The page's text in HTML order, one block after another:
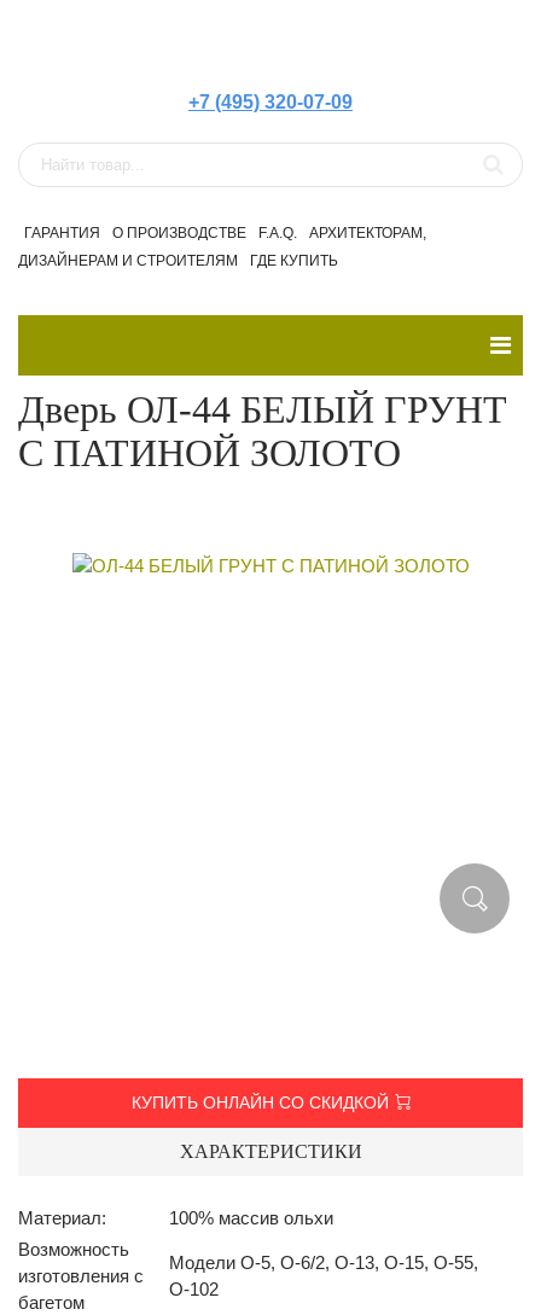
+7 (495) 320-07-09
ГАРАНТИЯ О ПРОИЗВОДСТВЕ F.A.Q.
АРХИТЕКТОРАМ,
ДИЗАЙНЕРАМ И СТРОИТЕЛЯМ
ГДЕ КУПИТЬ
Дверь ОЛ-44 БЕЛЫЙ ГРУНТ
С ПАТИНОЙ ЗОЛОТО
КУПИТЬ ОНЛАЙН СО СКИДКОЙ
ХАРАКТЕРИСТИКИ
Материал:
100% массив ольхи
Возможность
изготовления с
багетом
Модели О-5, О-6/2, О-13, О-15, О-55,
О-102